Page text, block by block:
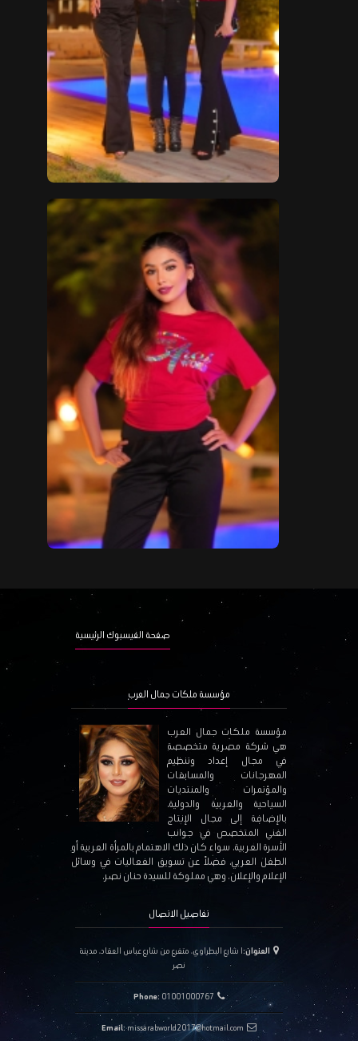
صفحة الفيسبوك الرئيسية
مؤسسة ملكات جمال العرب
مؤسسة ملكات جمال العرب
هي شركة مصرية متخصصة
في مجال إعداد وتنظيم
المهرجانات والمسابقات
والمؤتمرات والمنتديات
السياحية والعربية والدولية،
بالإضافة إلى مجال الإنتاج
الفني المتخصص في جوانب
الأسرة العربية، سواء كان ذلك الاهتمام بالمرأة العربية أو
الطفل العربي، فضلاً عن تسويق الفعاليات في وسائل
الإعلام والإعلان. وهي مملوكة للسيدة حنان نصر.
تفاصيل الاتصال
العنوان: ١ شارع البطراوي، متفرع من شارع عباس العقاد، مدينة
نصر
Phone: 01001000767
Email:missarabworld2017@hotmail.com